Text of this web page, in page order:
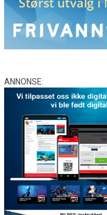
ANNONSE: